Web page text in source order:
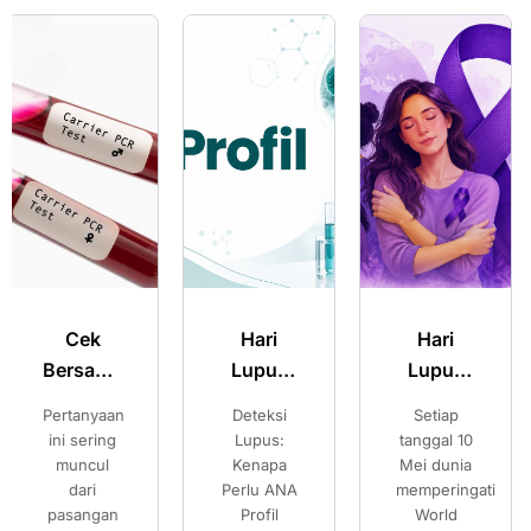
Hari
Lupus
Kenali
Gejala
Lupus
dan
Deteksi
Lupus:
Kenapa
Perlu ANA
Profil
Hari
Lupus
Kenali
Gejala
Lupus
dan
Setiap
tanggal 10
Mei dunia
memperingati
World
Kehamilan
Pilihan
Setelah
Mengetahui
Risiko
Pilihan
Setelah
Mengetahui
Risiko
Thalassemia